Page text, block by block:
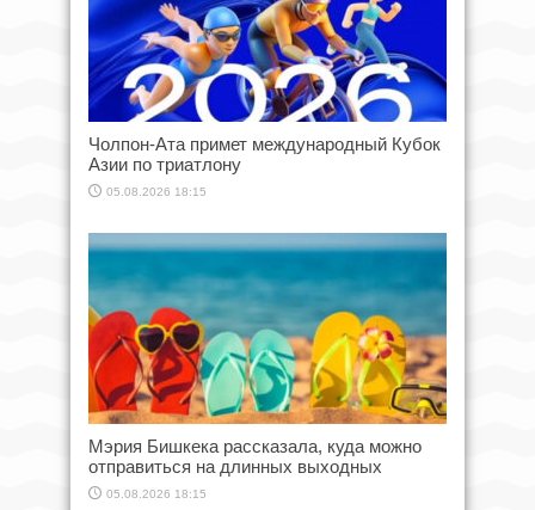
Чолпон-Ата примет международный Кубок
Азии по триатлону
05.08.2026 18:15
Мэрия Бишкека рассказала, куда можно
отправиться на длинных выходных
05.08.2026 18:15